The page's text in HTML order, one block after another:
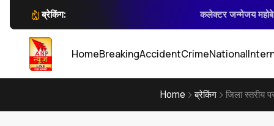
ब्रेकिंग:
कलेक्टर जन्मेजय महोबे
कलेक्टर जन्मेजय
सार्वजनिक स्थान पर नकली पिस्टल एवं
बिक्री की हुई
शादी का वादा कर किया
HomeBreakingAccidentCrimeNational
Home ब्रेकिंग जिला स्तरीय